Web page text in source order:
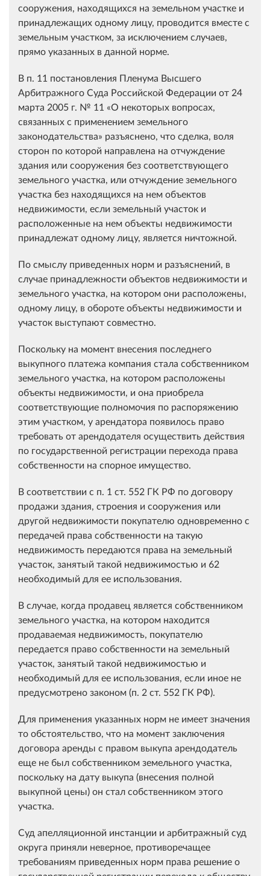
сооружения, находящихся на земельном участке и
принадлежащих одному лицу, проводится вместе с
земельным участком, за исключением случаев,
прямо указанных в данной норме.
В п. 11 постановления Пленума Высшего
Арбитражного Суда Российской Федерации от 24
марта 2005 г. № 11 «О некоторых вопросах,
связанных с применением земельного
законодательства» разъяснено, что сделка, воля
сторон по которой направлена на отчуждение
здания или сооружения без соответствующего
земельного участка, или отчуждение земельного
участка без находящихся на нем объектов
недвижимости, если земельный участок и
расположенные на нем объекты недвижимости
принадлежат одному лицу, является ничтожной.
По смыслу приведенных норм и разъяснений, в
случае принадлежности объектов недвижимости и
земельного участка, на котором они расположены,
одному лицу, в обороте объекты недвижимости и
участок выступают совместно.
Поскольку на момент внесения последнего
выкупного платежа компания стала собственником
земельного участка, на котором расположены
объекты недвижимости, и она приобрела
соответствующие полномочия по распоряжению
этим участком, у арендатора появилось право
требовать от арендодателя осуществить действия
по государственной регистрации перехода права
собственности на спорное имущество.
В соответствии с п. 1 ст. 552 ГК РФ по договору
продажи здания, строения и сооружения или
другой недвижимости покупателю одновременно с
передачей права собственности на такую
недвижимость передаются права на земельный
участок, занятый такой недвижимостью и 62
необходимый для ее использования.
В случае, когда продавец является собственником
земельного участка, на котором находится
продаваемая недвижимость, покупателю
передается право собственности на земельный
участок, занятый такой недвижимостью и
необходимый для ее использования, если иное не
предусмотрено законом (п. 2 ст. 552 ГК РФ).
Для применения указанных норм не имеет значения
то обстоятельство, что на момент заключения
договора аренды с правом выкупа арендодатель
еще не был собственником земельного участка,
поскольку на дату выкупа (внесения полной
выкупной цены) он стал собственником этого
участка.
Суд апелляционной инстанции и арбитражный суд
округа приняли неверное, противоречащее
требованиям приведенных норм права решение о